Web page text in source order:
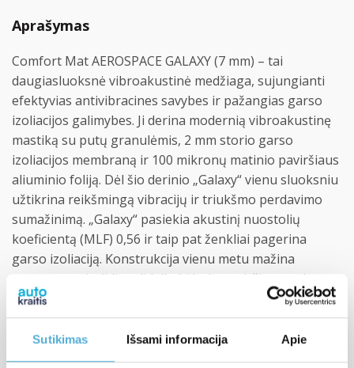
Sutikimas Išsami informacija Apie
Aprašymas
Comfort Mat AEROSPACE GALAXY (7 mm) – tai
daugiasluoksnė vibroakustinė medžiaga, sujungianti
efektyvias antivibracines savybes ir pažangias garso
izoliacijos galimybes. Ji derina modernią vibroakustinę
mastiką su putų granulėmis, 2 mm storio garso
izoliacijos membraną ir 100 mikronų matinio paviršiaus
aliuminio foliją. Dėl šio derinio „Galaxy“ vienu sluoksniu
užtikrina reikšmingą vibracijų ir triukšmo perdavimo
sumažinimą. „Galaxy“ pasiekia akustinį nuostolių
koeficientą (MLF) 0,56 ir taip pat ženkliai pagerina
garso izoliaciją. Konstrukcija vienu metu mažina
rezonansus ir didina didelių kėbulo paviršių standumą.
Dėl to „Galaxy“ idealiai tinka grindims ir galinių ratų
arkoms, taip pat durims, kai vienu sluoksniu reikia
ryškaus akustinio komforto pagerėjimo. Esant
maždaug 13 N/cm sukibimo stipriui, medžiaga patikimai